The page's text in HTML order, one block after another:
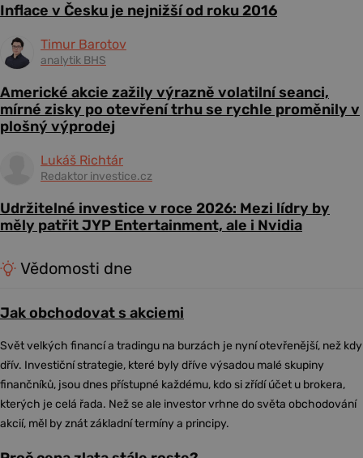
Inflace v Česku je nejnižší od roku 2016
Timur Barotov
analytik BHS
Americké akcie zažily výrazně volatilní seanci,
mírné zisky po otevření trhu se rychle proměnily v
plošný výprodej
Lukáš Richtár
Redaktor investice.cz
Udržitelné investice v roce 2026: Mezi lídry by
měly patřit JYP Entertainment, ale i Nvidia
Vědomosti dne
Jak obchodovat s akciemi
Svět velkých financí a tradingu na burzách je nyní otevřenější, než kdy
dřív. Investiční strategie, které byly dříve výsadou malé skupiny
finančníků, jsou dnes přístupné každému, kdo si zřídí účet u brokera,
kterých je celá řada. Než se ale investor vrhne do světa obchodování
akcií, měl by znát základní termíny a principy.